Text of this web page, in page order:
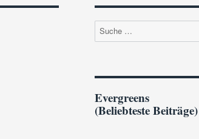
Suche
nach:
Evergreens
(Beliebteste Beiträge)